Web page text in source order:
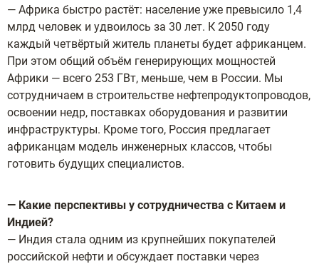
— Африка быстро растёт: население уже превысило 1,4
млрд человек и удвоилось за 30 лет. К 2050 году
каждый четвёртый житель планеты будет африканцем.
При этом общий объём генерирующих мощностей
Африки — всего 253 ГВт, меньше, чем в России. Мы
сотрудничаем в строительстве нефтепродуктопроводов,
освоении недр, поставках оборудования и развитии
инфраструктуры. Кроме того, Россия предлагает
африканцам модель инженерных классов, чтобы
готовить будущих специалистов.
— Какие перспективы у сотрудничества с Китаем и
Индией?
— Индия стала одним из крупнейших покупателей
российской нефти и обсуждает поставки через